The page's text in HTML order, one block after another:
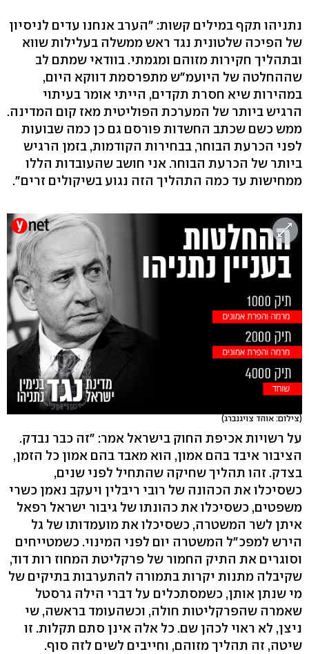
נתניהו תקף במילים קשות: "הערב אנחנו עדים לניסיון
של הפיכה שלטונית נגד ראש ממשלה בעלילות שווא
ובתהליך חקירות מזוהם ומגמתי. בוודאי שמתם לב
שההחלטה של היועמ"ש מתפרסמת דווקא היום,
במהירות שיא חסרת תקדים, הייתי אומר בעיתוי
הרגיש ביותר של המערכת הפוליטית מאז קום המדינה.
ממש כשם שכתב החשדות פורסם גם כן כמה שבועות
לפני הכרעת הבוחר, בבחירות הקודמות, בזמן הרגיש
ביותר של הכרעת הבוחר. אני חושב שהעובדות הללו
ממחישות עד כמה התהליך הזה נגוע בשיקולים זרים".
(צילום: אוהד צויגנברג)
על רשויות אכיפת החוק בישראל אמר: "זה כבר נבדק.
הציבור איבד בהם אמון, הוא מאבד בהם אמון כל הזמן,
בצדק. זהו תהליך שחיקה שהתחיל לפני שנים,
כשסיכלו את הכהונה של רובי ריבלין ויעקב נאמן כשרי
משפטים, כשסיכלו את כהונתו של גיבור ישראל רפאל
איתן לשר המשטרה, כשסיכלו את מועמדותו של גל
הירש למפכ"ל המשטרה יום לפני המינוי. כשמטייחים
וסוגרים את התיק החמור של פרקליטת המחוז רות דוד,
שקיבלה מתנות יקרות בתמורה להתערבות בתיקים של
מי שנתן אותן, כשמסתכלים על דברי הילה גרסטל
שאמרה שהפרקליטות חולה, וכשהעומד בראשה, שי
ניצן, לא ראוי לכהן שם. כל אלה אינן סתם תקלות. זו
שיטה, זה תהליך מזוהם, וחייבים לשים לזה סוף.